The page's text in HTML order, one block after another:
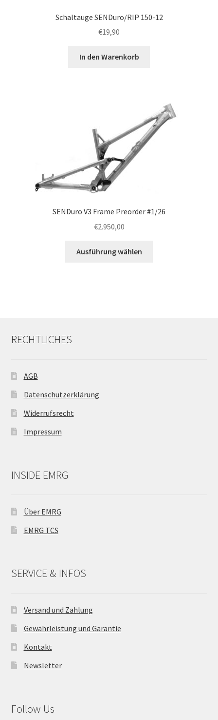
Schaltauge SENDuro/RIP 150-12
€19,90
In den Warenkorb
SENDuro V3 Frame Preorder #1/26
€2.950,00
Ausführung wählen
RECHTLICHES
AGB
Datenschutzerklärung
Widerrufsrecht
Impressum
INSIDE EMRG
Über EMRG
EMRG TCS
SERVICE & INFOS
Versand und Zahlung
Gewährleistung und Garantie
Kontakt
Newsletter
Follow Us